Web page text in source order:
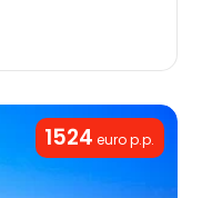
1524 euro p.p.